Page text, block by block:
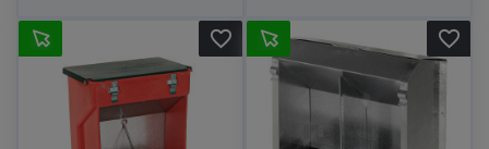
favorite_border favorite_border